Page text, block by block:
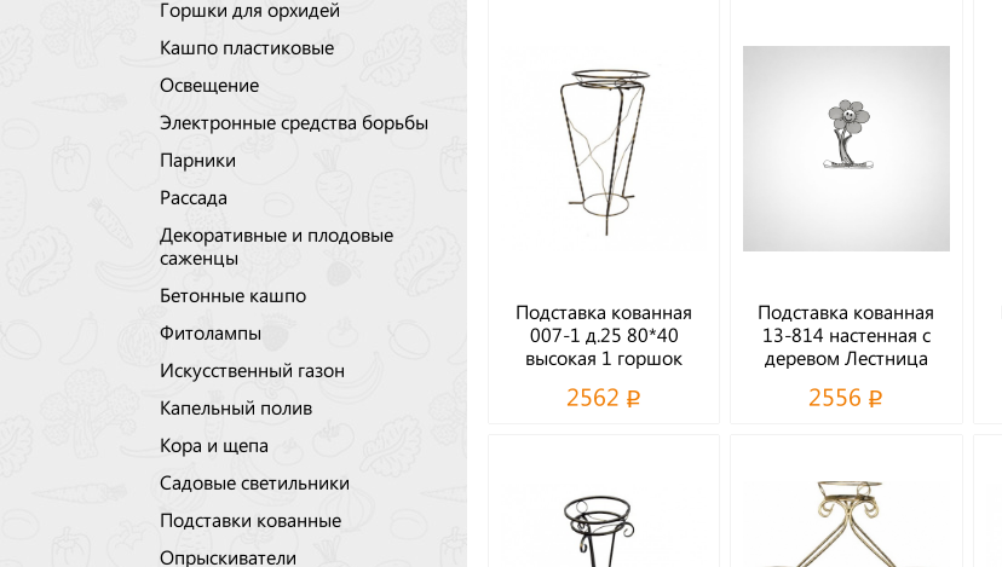
Горшки для орхидей
Кашпо пластиковые
Освещение
Электронные средства борьбы
Парники
Рассада
Декоративные и плодовые
саженцы
Бетонные кашпо
Фитолампы
Искусственный газон
Капельный полив
Кора и щепа
Садовые светильники
Подставки кованные
Опрыскиватели
Подставка кованная
007-1 д.25 80*40
высокая 1 горшок
2562
Подставка кованная
13-814 настенная с
деревом Лестница
2556